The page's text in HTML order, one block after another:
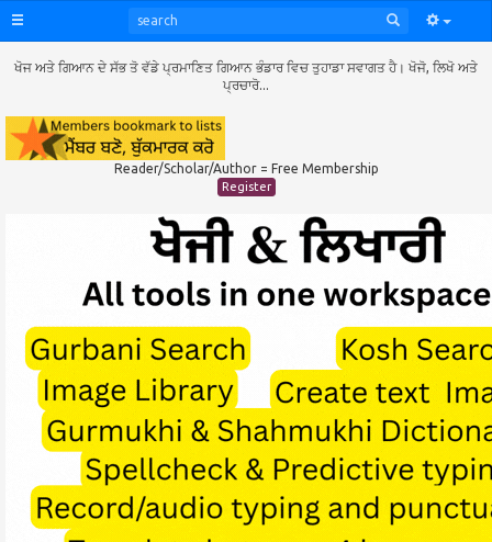
ਖੋਜ ਅਤੇ ਗਿਆਨ ਦੇ ਸੱਭ ਤੋ ਵੱਡੇ ਪ੍ਰਮਾਣਿਤ ਗਿਆਨ ਭੰਡਾਰ ਵਿਚ ਤੁਹਾਡਾ ਸਵਾਗਤ ਹੈ। ਖੋਜੋ, ਲਿਖੋ ਅਤੇ
ਪ੍ਰਚਾਰੋ...
Reader/Scholar/Author = Free Membership
Register